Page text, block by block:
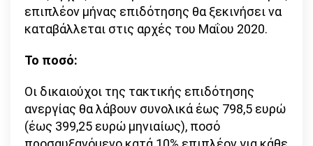
επιπλέον μήνας επιδότησης θα ξεκινήσει να
καταβάλλεται στις αρχές του Μαΐου 2020.
Το ποσό:
Οι δικαιούχοι της τακτικής επιδότησης
ανεργίας θα λάβουν συνολικά έως 798,5 ευρώ
(έως 399,25 ευρώ μηνιαίως), ποσό